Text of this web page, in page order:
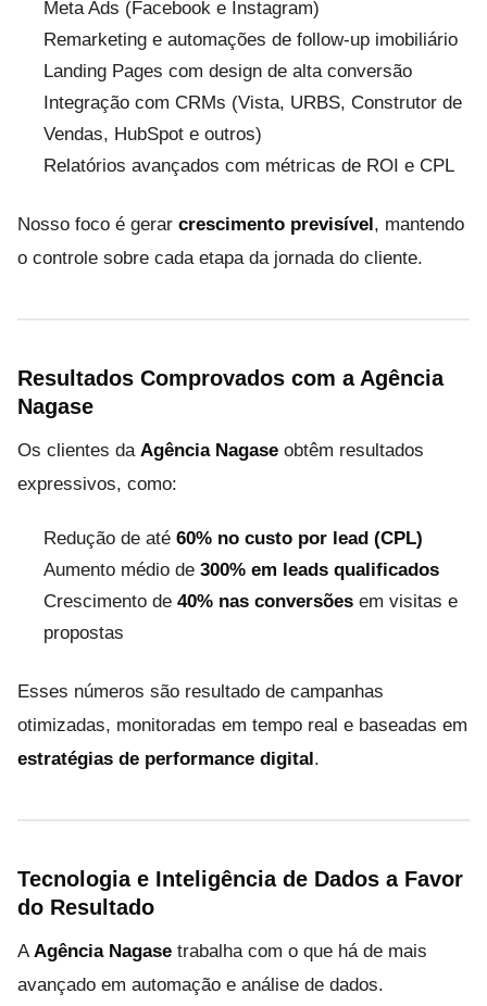
Meta Ads (Facebook e Instagram)
Remarketing e automações de follow-up imobiliário
Landing Pages com design de alta conversão
Integração com CRMs (Vista, URBS, Construtor de
Vendas, HubSpot e outros)
Relatórios avançados com métricas de ROI e CPL
Nosso foco é gerar crescimento previsível, mantendo
o controle sobre cada etapa da jornada do cliente.
Resultados Comprovados com a Agência
Nagase
Os clientes da Agência Nagase obtêm resultados
expressivos, como:
Redução de até 60% no custo por lead (CPL)
Aumento médio de 300% em leads qualificados
Crescimento de 40% nas conversões em visitas e
propostas
Esses números são resultado de campanhas
otimizadas, monitoradas em tempo real e baseadas em
estratégias de performance digital.
Tecnologia e Inteligência de Dados a Favor
do Resultado
AAgência Nagase trabalha com o que há de mais
avançado em automação e análise de dados.